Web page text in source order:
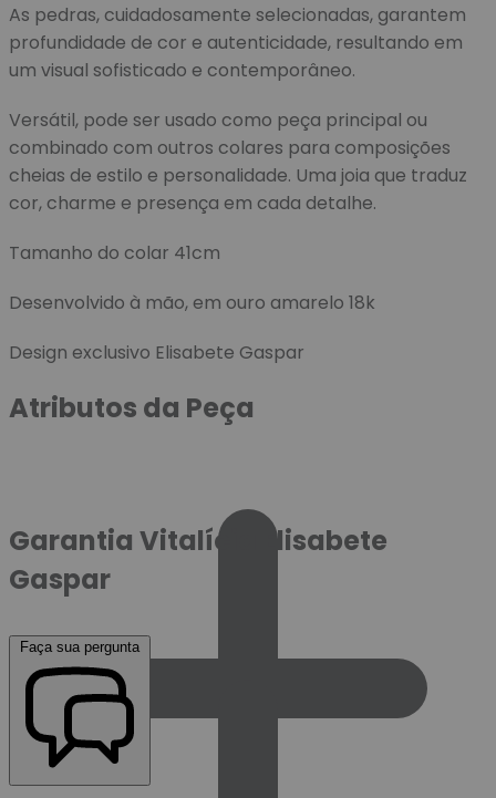
As pedras, cuidadosamente selecionadas, garantem
profundidade de cor e autenticidade, resultando em
um visual sofisticado e contemporâneo.
Versátil, pode ser usado como peça principal ou
combinado com outros colares para composições
cheias de estilo e personalidade. Uma joia que traduz
cor, charme e presença em cada detalhe.
Tamanho do colar 41cm
Desenvolvido à mão, em ouro amarelo 18k
Design exclusivo Elisabete Gaspar
Atributos da Peça
Garantia Vitalícia Elisabete
Gaspar
Faça sua pergunta